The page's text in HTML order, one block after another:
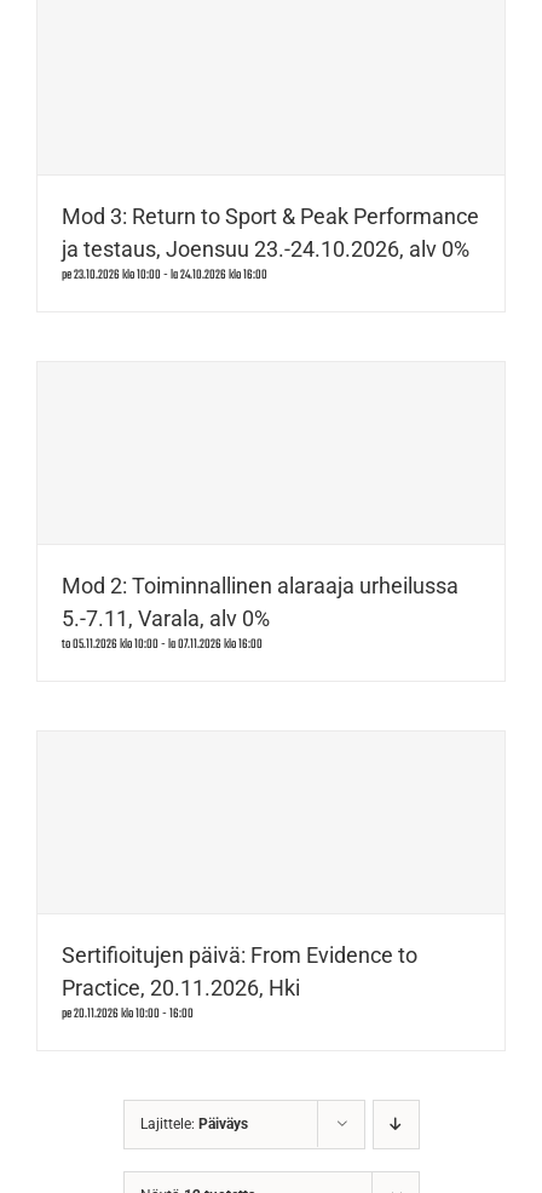
Mod 3: Return to Sport & Peak Performance
ja testaus, Joensuu 23.-24.10.2026, alv 0%
pe 23.10.2026 klo 10:00-la 24.10.2026 klo 16:00
Mod 2: Toiminnallinen alaraaja urheilussa
5.-7.11, Varala, alv 0%
to 05.11.2026 klo 10:00-la 07.11.2026 klo 16:00
Sertifioitujen päivä: From Evidence to
Practice, 20.11.2026, Hki
pe 20.11.2026 klo 10:00-16:00
Lajittele: Päiväys